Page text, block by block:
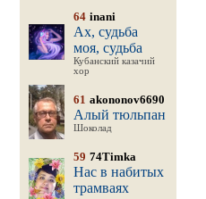
64 inani
Ах, судьба
моя, судьба
Кубанский казачий
хор
61 akononov6690
Алый тюльпан
Шоколад
59 74Timka
Нас в набитых
трамваях